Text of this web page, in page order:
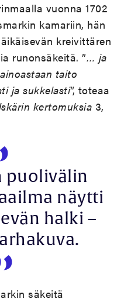
vuonna 1702
kamariin, hän
kreivittären
runonsäkeitä. ”… ja
taito
ja sukkelasti”, toteaa
kertomuksia 3,
puolivälin
näytti
halki –
säkeitä